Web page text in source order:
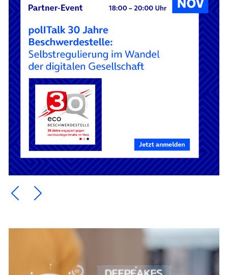
Ein Element zurück blättern
Ein Element weiter blättern